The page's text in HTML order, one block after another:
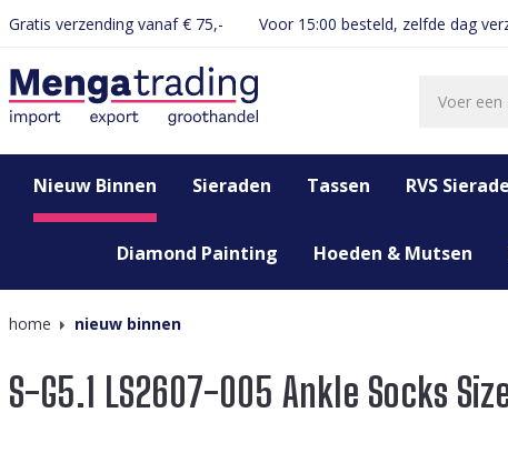
Ga naar de hoofdnavigatie
Gratis verzending vanaf € 75,- Voor 15:00 besteld, zelfde dag
Nieuw Binnen Sieraden Tassen RVS
Diamond Painting Hoeden & Mutsen
home nieuw binnen
S-G5.1 LS2607-005 Ankle Socks